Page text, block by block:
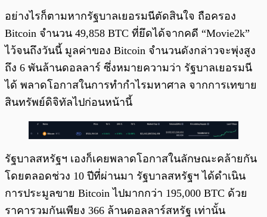
อย่างไรก็ตามหากรัฐบาลเยอรมนีตัดสินใจ ถือครอง
Bitcoin จำนวน 49,858 BTC ที่ยึดได้จากคดี “Movie2k”
ไว้จนถึงวันนี้ มูลค่าของ Bitcoin จำนวนดังกล่าวจะพุ่งสูง
ถึง 6 พันล้านดอลลาร์ ซึ่งหมายความว่า รัฐบาลเยอรมนี
ได้ พลาดโอกาสในการทำกำไรมหาศาล จากการเทขาย
สินทรัพย์ดิจิทัลไปก่อนหน้านี้
รัฐบาลสหรัฐฯ เองก็เคยพลาดโอกาสในลักษณะคล้ายกัน
โดยตลอดช่วง 10 ปีที่ผ่านมา รัฐบาลสหรัฐฯ ได้ดำเนิน
การประมูลขาย Bitcoin ไปมากกว่า 195,000 BTC ด้วย
ราคารวมกันเพียง 366 ล้านดอลลาร์สหรัฐ เท่านั้น